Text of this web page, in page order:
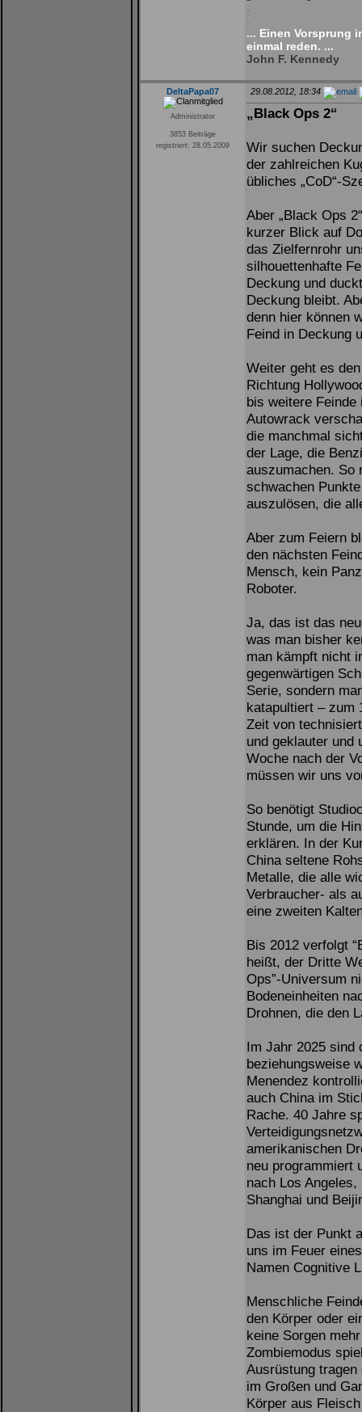
... Einen Vorsprung
einmal reden. ...
John F. Kennedy
DeltaPapa07
Administrator
3853 Beiträge
registriert: 28.05.2009
29.08.2012, 18:34
„Black Ops 2“
Wir suchen
der zahlreichen
übliches „CoD“-
Aber „Black Ops
kurzer Blick auf
das Zielfernrohr
silhouettenhafte
Deckung und
Deckung bleibt.
denn hier können
Feind in Deckung
Weiter geht es
Richtung
bis weitere
Autowrack
die manchmal
der Lage, die
auszumachen. So
schwachen
auszulösen, die
Aber zum Feiern
den nächsten
Mensch, kein
Roboter.
Ja, das ist das
was man bisher
man kämpft nicht
gegenwärtigen
Serie, sondern
katapultiert – zum
Zeit von
und geklauter und
Woche nach der
müssen wir uns
So benötigt
Stunde, um die
erklären. In der
China seltene
Metalle, die alle
Verbraucher- als
eine zweiten
Bis 2012 verfolgt
heißt, der Dritte
Ops”-Universum
Bodeneinheiten
Drohnen, die den
Im Jahr 2025 sind
beziehungsweise
Menendez
auch China im
Rache. 40 Jahre
amerikanischen
neu programmiert
nach Los
Shanghai und
Das ist der Punkt
uns im Feuer
Namen Cognitive
Menschliche
den Körper oder
keine Sorgen
Zombiemodus
Ausrüstung
im Großen und
Körper aus